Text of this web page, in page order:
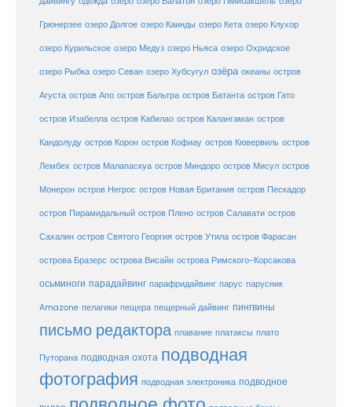
Грюнерзее озеро Долгое озеро Каинды озеро Кета озеро Клухор
озеро Курильское озеро Медуз озеро Ньяса озеро Охридское
озеро Рыбка озеро Севан озеро Хубсугул озёра океаны остров
Агуста остров Апо остров Бальтра остров Батанта остров Гато
остров Изабелла остров Кабилао остров Калангаман остров
Кандолуду остров Корон остров Кофиау остров Кювервиль остров
Лембех остров Малапаскуа остров Миндоро остров Мисул остров
Монерон остров Негрос остров Новая Британия остров Пескадор
остров Пирамидальный остров Плено остров Салавати остров
Сахалин остров Святого Георгия остров Утила остров Фарасан
острова Бразерс острова Висайи острова Римского-Корсакова
осьминоги парадайвинг парафридайвинг парус парусник
Amazone пелагики пещера пещерный дайвинг пингвины
письмо редактора плавание платаксы плато
Путорана подводная охота подводная
фотография подводная электроника подводное